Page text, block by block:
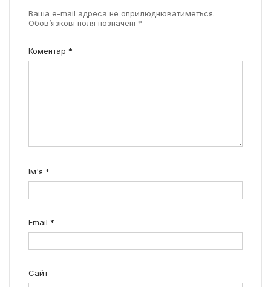
Ваша e-mail адреса не оприлюднюватиметься.
Обов’язкові поля позначені *
Коментар *
Ім'я *
Email *
Сайт